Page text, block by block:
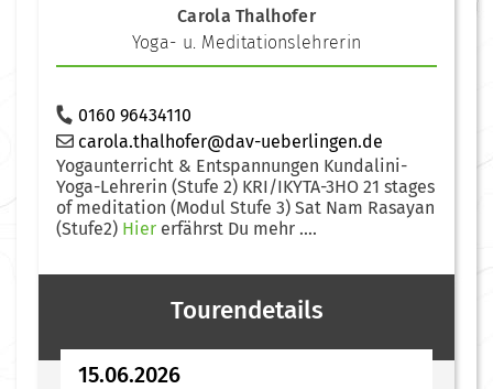
Carola Thalhofer
Yoga- u. Meditationslehrerin
0160 96434110
carola.thalhofer@dav-ueberlingen.de
Yogaunterricht & Entspannungen Kundalini-
Yoga-Lehrerin (Stufe 2) KRI/IKYTA-3HO 21 stages
of meditation (Modul Stufe 3) Sat Nam Rasayan
(Stufe2) Hier erfährst Du mehr ....
Tourendetails
15.06.2026